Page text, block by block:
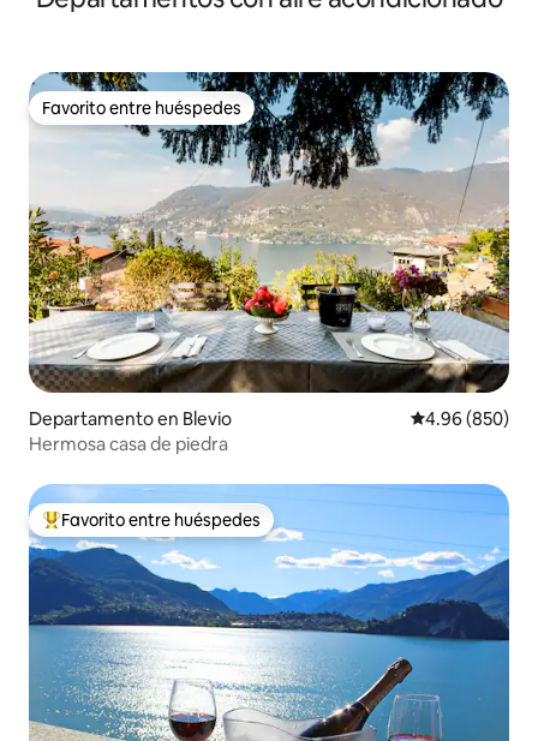
Favorito entre huéspedes
Favorito entre huéspedes
Departamento en Blevio Calificación
4.96 (850)
Hermosa casa de piedra
De los mejores en Favorito entre huéspedes
Favorito entre huéspedes